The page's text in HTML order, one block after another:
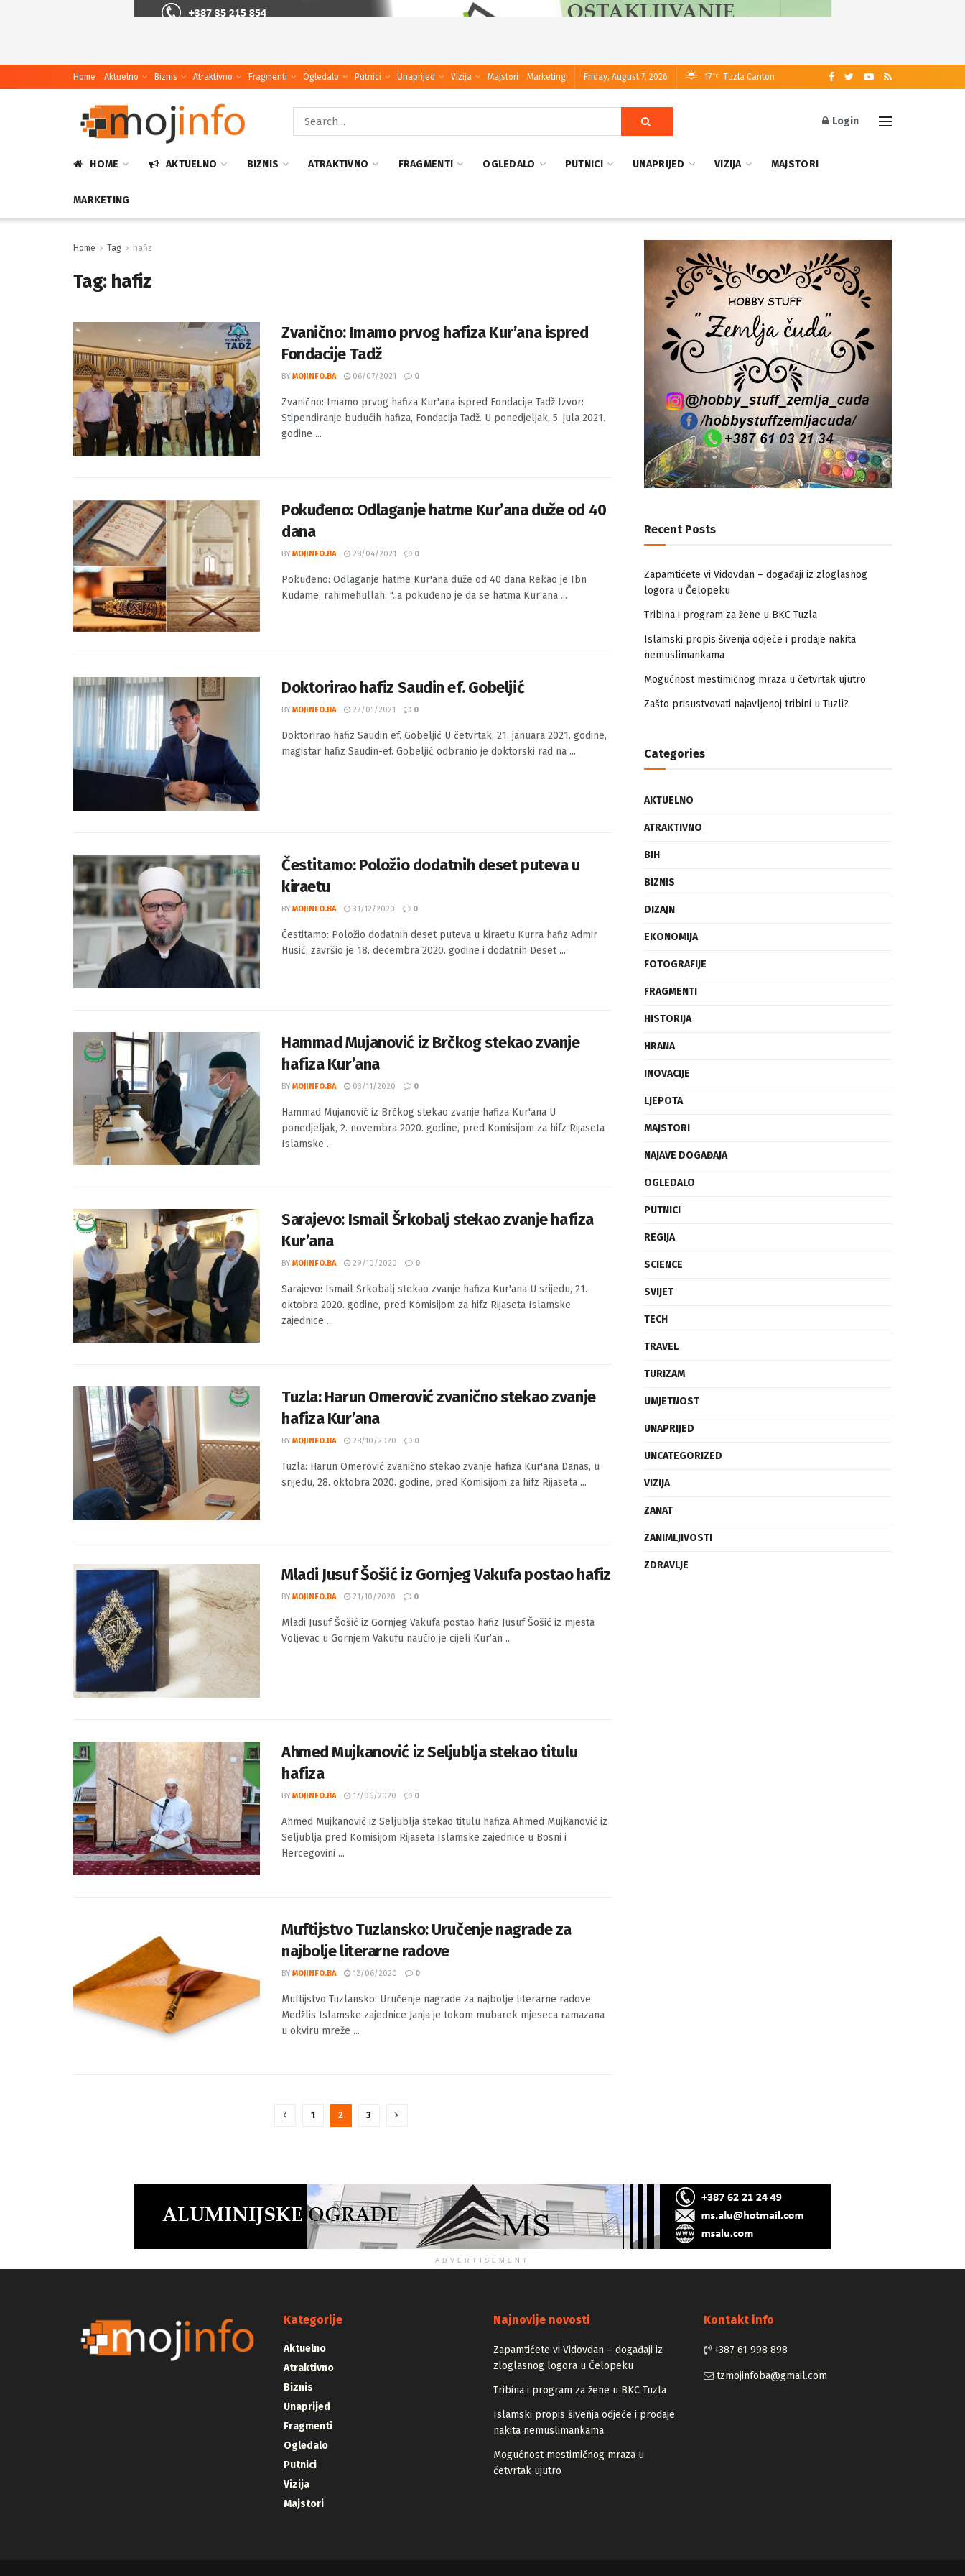
Home Aktuelno Biznis Atraktivno Fragmenti Ogledalo Putnici Unaprijed Vizija Majstori Marketing Friday, August 7, 2026 17 °C Tuzla Canton
Login
HOME AKTUELNO BIZNIS ATRAKTIVNO FRAGMENTI OGLEDALO PUTNICI UNAPRIJED VIZIJA MAJSTORI
MARKETING
Home Tag hafiz
Tag: hafiz
Zvanično: Imamo prvog hafiza Kur’ana ispred
Fondacije Tadž
BY MOJINFO.BA 06/07/2021 0
Zvanično: Imamo prvog hafiza Kur'ana ispred Fondacije Tadž Izvor:
Stipendiranje budućih hafiza, Fondacija Tadž. U ponedjeljak, 5. jula 2021.
godine ...
Pokuđeno: Odlaganje hatme Kur’ana duže od 40
dana
BY MOJINFO.BA 28/04/2021 0
Pokuđeno: Odlaganje hatme Kur'ana duže od 40 dana Rekao je Ibn
Kudame, rahimehullah: "..a pokuđeno je da se hatma Kur'ana ...
Doktorirao hafiz Saudin ef. Gobeljić
BY MOJINFO.BA 22/01/2021 0
Doktorirao hafiz Saudin ef. Gobeljić U četvrtak, 21. januara 2021. godine,
magistar hafiz Saudin-ef. Gobeljić odbranio je doktorski rad na ...
Čestitamo: Položio dodatnih deset puteva u
kiraetu
BY MOJINFO.BA 31/12/2020 0
Čestitamo: Položio dodatnih deset puteva u kiraetu Kurra hafiz Admir
Husić, završio je 18. decembra 2020. godine i dodatnih Deset ...
Hammad Mujanović iz Brčkog stekao zvanje
hafiza Kur’ana
BY MOJINFO.BA 03/11/2020 0
Hammad Mujanović iz Brčkog stekao zvanje hafiza Kur'ana U
ponedjeljak, 2. novembra 2020. godine, pred Komisijom za hifz Rijaseta
Islamske ...
Sarajevo: Ismail Šrkobalj stekao zvanje hafiza
Kur’ana
BY MOJINFO.BA 29/10/2020 0
Sarajevo: Ismail Šrkobalj stekao zvanje hafiza Kur'ana U srijedu, 21.
oktobra 2020. godine, pred Komisijom za hifz Rijaseta Islamske
zajednice ...
Tuzla: Harun Omerović zvanično stekao zvanje
hafiza Kur’ana
BY MOJINFO.BA 28/10/2020 0
Tuzla: Harun Omerović zvanično stekao zvanje hafiza Kur'ana Danas, u
srijedu, 28. oktobra 2020. godine, pred Komisijom za hifz Rijaseta ...
Mladi Jusuf Šošić iz Gornjeg Vakufa postao hafiz
BY MOJINFO.BA 21/10/2020 0
Mladi Jusuf Šošić iz Gornjeg Vakufa postao hafiz Jusuf Šošić iz mjesta
Voljevac u Gornjem Vakufu naučio je cijeli Kur’an ...
Ahmed Mujkanović iz Seljublja stekao titulu
hafiza
BY MOJINFO.BA 17/06/2020 0
Ahmed Mujkanović iz Seljublja stekao titulu hafiza Ahmed Mujkanović iz
Seljublja pred Komisijom Rijaseta Islamske zajednice u Bosni i
Hercegovini ...
Muftijstvo Tuzlansko: Uručenje nagrade za
najbolje literarne radove
BY MOJINFO.BA 12/06/2020 0
Muftijstvo Tuzlansko: Uručenje nagrade za najbolje literarne radove
Medžlis Islamske zajednice Janja je tokom mubarek mjeseca ramazana
u okviru mreže ...
1 2 3
Recent Posts
Zapamtićete vi Vidovdan – događaji iz zloglasnog
logora u Čelopeku
Tribina i program za žene u BKC Tuzla
Islamski propis šivenja odjeće i prodaje nakita
nemuslimankama
Mogućnost mestimičnog mraza u četvrtak ujutro
Zašto prisustvovati najavljenoj tribini u Tuzli?
Categories
AKTUELNO
ATRAKTIVNO
BIH
BIZNIS
DIZAJN
EKONOMIJA
FOTOGRAFIJE
FRAGMENTI
HISTORIJA
HRANA
INOVACIJE
LJEPOTA
MAJSTORI
NAJAVE DOGAĐAJA
OGLEDALO
PUTNICI
REGIJA
SCIENCE
SVIJET
TECH
TRAVEL
TURIZAM
UMJETNOST
UNAPRIJED
UNCATEGORIZED
VIZIJA
ZANAT
ZANIMLJIVOSTI
ZDRAVLJE
ADVERTISEMENT
Kategorije
Aktuelno
Atraktivno
Biznis
Unaprijed
Fragmenti
Ogledalo
Putnici
Vizija
Majstori
Najnovije novosti
Zapamtićete vi Vidovdan – događaji iz
zloglasnog logora u Čelopeku
Tribina i program za žene u BKC Tuzla
Islamski propis šivenja odjeće i prodaje
nakita nemuslimankama
Mogućnost mestimičnog mraza u
četvrtak ujutro
Kontakt info
+387 61 998 898
tzmojinfoba@gmail.com